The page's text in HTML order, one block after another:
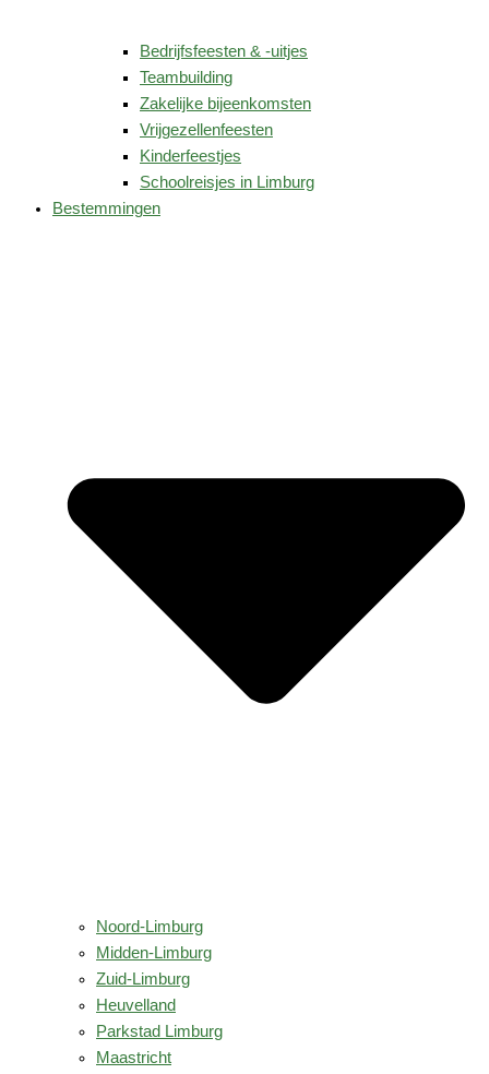
Bedrijfsfeesten & -uitjes
Teambuilding
Zakelijke bijeenkomsten
Vrijgezellenfeesten
Kinderfeestjes
Schoolreisjes in Limburg
Bestemmingen
Noord-Limburg
Midden-Limburg
Zuid-Limburg
Heuvelland
Parkstad Limburg
Maastricht